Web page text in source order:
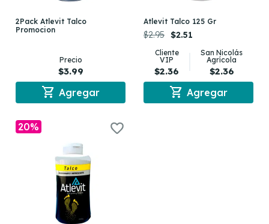
2Pack Atlevit Talco
Promocion
Precio
$3.99
shopping_cart Agregar
Atlevit Talco 125 Gr
$2.95 $2.51
Cliente
VIP
$2.36
San Nicolás
Agrícola
$2.36
shopping_cart Agregar
20%